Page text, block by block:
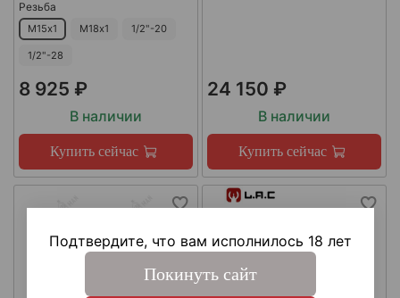
Резьба
М15х1 М18х1 1/2"-20
1/2"-28
8 925 ₽
В наличии
Купить сейчас
24 150 ₽
В наличии
Купить сейчас
Подтвердите, что вам исполнилось 18 лет
Покинуть сайт